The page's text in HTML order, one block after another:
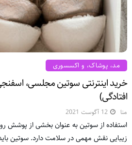
مد، پوشاک، و اکسسوری
خرید اینترنتی سوتین مجلسی،
افتادگی)
منا 12 آگوست 2021
استفاده از سوتین به عنوان بخشی از پوشش
زیبایی نقش مهمی در سلامت دارد. سوتین